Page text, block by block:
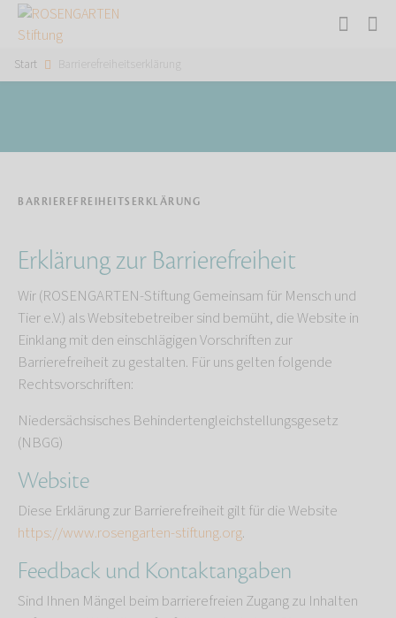
Start Barrierefreiheitserklärung
BARRIEREFREIHEITSERKLÄRUNG
Erklärung zur Barrierefreiheit
Wir (ROSENGARTEN-Stiftung Gemeinsam für Mensch und
Tier e.V.) als Websitebetreiber sind bemüht, die Website in
Einklang mit den einschlägigen Vorschriften zur
Barrierefreiheit zu gestalten. Für uns gelten folgende
Rechtsvorschriften:
Niedersächsisches Behindertengleichstellungsgesetz
(NBGG)
Website
Diese Erklärung zur Barrierefreiheit gilt für die Website
https://www.rosengarten-stiftung.org.
Feedback und Kontaktangaben
Sind Ihnen Mängel beim barrierefreien Zugang zu Inhalten